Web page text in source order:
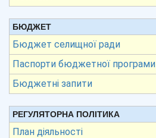
БЮДЖЕТ
Бюджет селищної ради
Паспорти бюджетної програми
Бюджетні запити
РЕГУЛЯТОРНА ПОЛІТИКА
План діяльності